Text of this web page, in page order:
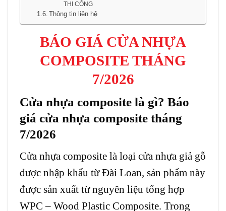
THI CÔNG
Thông tin liên hệ
BÁO GIÁ CỬA NHỰA
COMPOSITE THÁNG
7/2026
Cửa nhựa composite là gì? Báo
giá cửa nhựa composite tháng
7/2026
Cửa nhựa composite là loại cửa nhựa giả gỗ
được nhập khẩu từ Đài Loan, sản phẩm này
được sản xuất từ nguyên liệu tổng hợp
WPC – Wood Plastic Composite. Trong